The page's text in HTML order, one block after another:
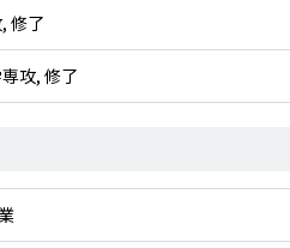
修了
攻, 修了